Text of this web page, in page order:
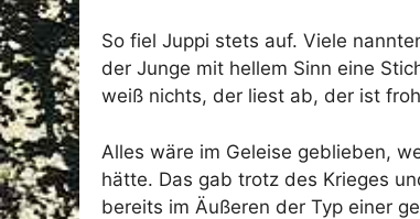
So fiel Juppi stets auf. Viele
der Junge mit hellem Sinn eine
weiß nichts, der liest ab, der ist
Alles wäre im Geleise geblieben,
hätte. Das gab trotz des Krieges
bereits im Äußeren der Typ einer